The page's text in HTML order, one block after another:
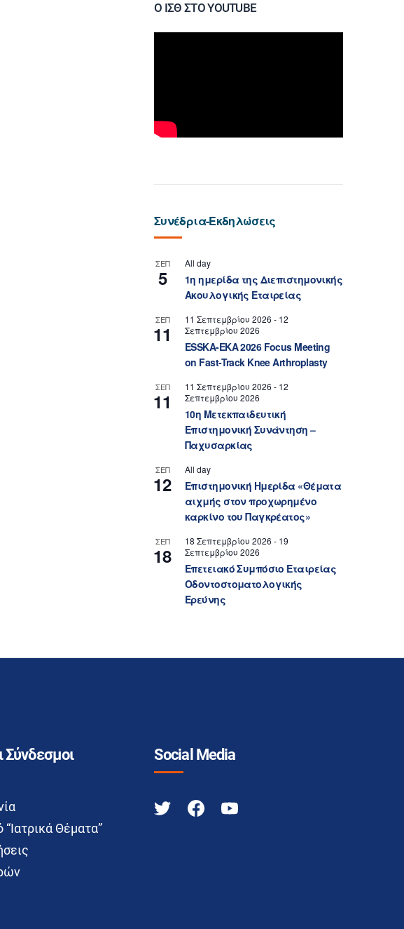
Ο ΙΣΘ ΣΤΟ YOUTUBE
Συνέδρια-Εκδηλώσεις
ΣΕΠ
5
All day
1η ημερίδα της Διεπιστημονικής
Ακουλογικής Εταιρείας
ΣΕΠ
11
11 Σεπτεμβρίου 2026 - 12
Σεπτεμβρίου 2026
ESSKA-EKA 2026 Focus Meeting
on Fast-Track Knee Arthroplasty
ΣΕΠ
11
11 Σεπτεμβρίου 2026 - 12
Σεπτεμβρίου 2026
10η Μετεκπαιδευτική
Επιστημονική Συνάντηση –
Παχυσαρκίας
ΣΕΠ
12
All day
Επιστημονική Ημερίδα «Θέματα
αιχμής στον προχωρημένο
καρκίνο του Παγκρέατος»
ΣΕΠ
18
18 Σεπτεμβρίου 2026 - 19
Σεπτεμβρίου 2026
Επετειακό Συμπόσιο Εταιρείας
Οδοντοστοματολογικής
Ερεύνης
Σύνδεσμοι
“Ιατρικά Θέματα”
Social Media